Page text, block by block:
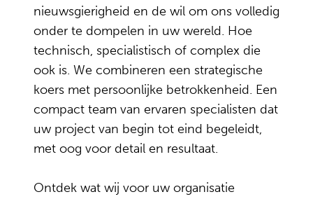
nieuwsgierigheid en de wil om ons volledig
onder te dompelen in uw wereld. Hoe
technisch, specialistisch of complex die
ook is. We combineren een strategische
koers met persoonlijke betrokkenheid. Een
compact team van ervaren specialisten dat
uw project van begin tot eind begeleidt,
met oog voor detail en resultaat.
Ontdek wat wij voor uw organisatie